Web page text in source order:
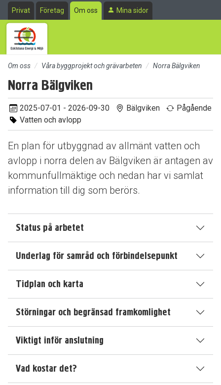
Till sidans huvudinnehåll
Privat Företag Om oss Mina sidor
Om oss Våra byggprojekt och grävarbeten Norra Bälgviken
Norra Bälgviken
2025-07-01 - 2026-09-30 Bälgviken
Pågående
Vatten och avlopp
En plan för utbyggnad av allmänt vatten och
avlopp i norra delen av Bälgviken är antagen av
kommunfullmäktige och nedan har vi samlat
information till dig som berörs.
Status på arbetet
Underlag för samråd och förbindelsepunkt
Tidplan och karta
Störningar och begränsad framkomlighet
Viktigt inför anslutning
Vad kostar det?